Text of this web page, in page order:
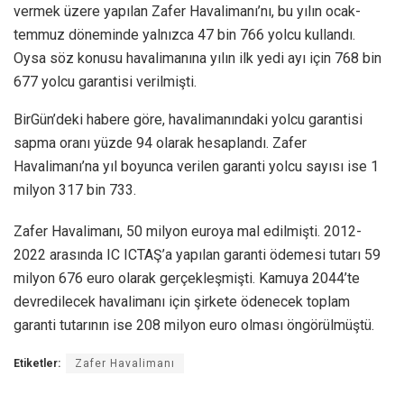
vermek üzere yapılan Zafer Havalimanı’nı, bu yılın ocak-
temmuz döneminde yalnızca 47 bin 766 yolcu kullandı.
Oysa söz konusu havalimanına yılın ilk yedi ayı için 768 bin
677 yolcu garantisi verilmişti.
BirGün’deki habere göre, havalimanındaki yolcu garantisi
sapma oranı yüzde 94 olarak hesaplandı. Zafer
Havalimanı’na yıl boyunca verilen garanti yolcu sayısı ise 1
milyon 317 bin 733.
Zafer Havalimanı, 50 milyon euroya mal edilmişti. 2012-
2022 arasında IC ICTAŞ’a yapılan garanti ödemesi tutarı 59
milyon 676 euro olarak gerçekleşmişti. Kamuya 2044’te
devredilecek havalimanı için şirkete ödenecek toplam
garanti tutarının ise 208 milyon euro olması öngörülmüştü.
Etiketler: Zafer Havalimanı